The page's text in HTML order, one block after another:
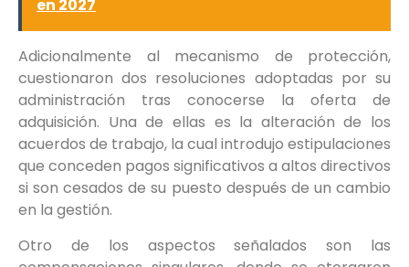
en 2027
Adicionalmente al mecanismo de protección,
cuestionaron dos resoluciones adoptadas por su
administración tras conocerse la oferta de
adquisición. Una de ellas es la alteración de los
acuerdos de trabajo, la cual introdujo estipulaciones
que conceden pagos significativos a altos directivos
si son cesados de su puesto después de un cambio
en la gestión.
Otro de los aspectos señalados son las